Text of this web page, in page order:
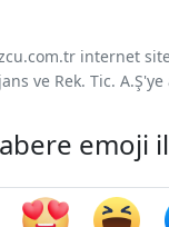
internet
ve Rek. Tic.
emoji